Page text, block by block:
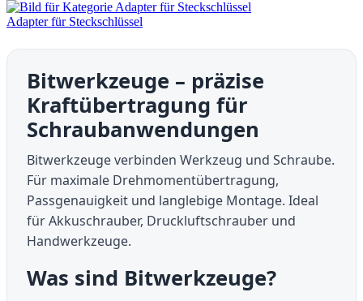
Adapter für Steckschlüssel
Bitwerkzeuge – präzise
Kraftübertragung für
Schraubanwendungen
Bitwerkzeuge verbinden Werkzeug und Schraube.
Für maximale Drehmomentübertragung,
Passgenauigkeit und langlebige Montage. Ideal
für Akkuschrauber, Druckluftschrauber und
Handwerkzeuge.
Was sind Bitwerkzeuge?